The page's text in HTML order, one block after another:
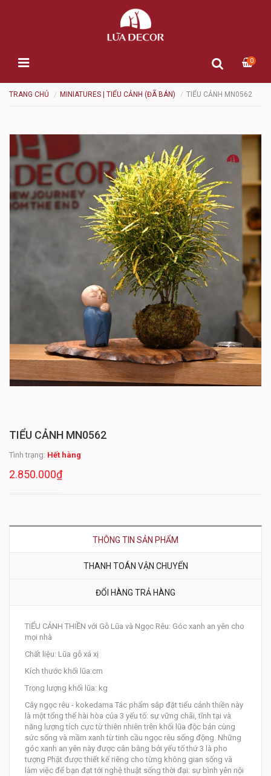
0
TRANG CHỦ MINIATURES | TIỂU CẢNH (ĐÃ BÁN) TIỂU CẢNH MN0562
TIỂU CẢNH MN0562
Tình trạng: Hết hàng
2.850.000₫
THÔNG TIN SẢN PHẨM
THANH TOÁN VẬN CHUYỂN
ĐỔI HÀNG TRẢ HÀNG
TIỂU CẢNH THIỀN với Gỗ Lũa và Ngọc Rêu: Góc xanh an yên cho
mọi nhà
Chất liệu: Lũa gỗ xá xị
Kích thước khối lũa:cm
Trọng lượng khối lũa: kg
Cây ngọc rêu - kokedama Tác phẩm sắp đặt tiểu cảnh thiền này
là một tổng thể hài hòa của 3 yếu tố: sự vững chãi, tĩnh tại và
năng lượng tích cực từ thiên nhiên trên khối lũa độc bản cùng
sức sống và mầm xanh từ tinh cầu ngọc rêu sống động. Những
góc xanh an yên này được cân bằng bởi yếu tố thứ 3 là pho
tượng Phật được thiết kế riêng cho từng không gian sống và
làm việc để bạn đạt tới nghệ thuật sống thời đại: sự bình yên nội